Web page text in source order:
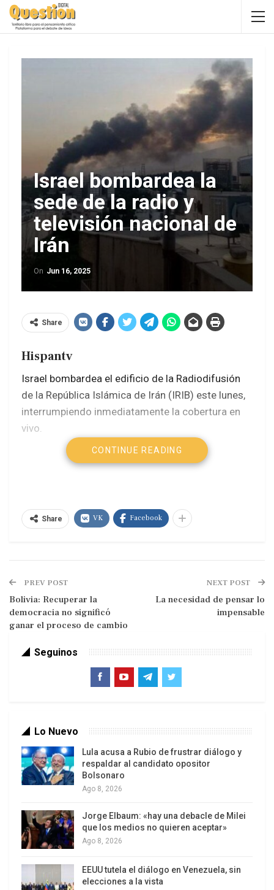
Israel bombardea la
sede de la radio y
televisión nacional de
Irán
On Jun 16, 2025
Share
Hispantv
Israel bombardea el edificio de la Radiodifusión
de la República Islámica de Irán (IRIB) este lunes,
interrumpiendo inmediatamente la cobertura en
vivo.
La explosión ocurrió mientras la presentadora de
israelí, antes de ser vista abandonando la
causaron mártires y heridos, mientras que la
televisión denunció la acción como un intento de
silenciar la voz del pueblo iraní y la libertad de
expresión.
Hasta el momento se desconoce el número de las
víctimas del ataque.
alcanzados por ataques aéreos israelíes, mientras
que las imágenes muestran un incendio en el
complejo de la IRIB.
Según uno de los corresponsales de la televisión,
al menos cuatro bombas han alcanzado el
complejo de la Radiodifusión.
CONTINUE READING
Share VK Facebook
PREV POST
Bolivia: Recuperar la
democracia no significó
ganar el proceso de cambio
NEXT POST
La necesidad de pensar lo
impensable
Seguinos
Lo Nuevo
Lula acusa a Rubio de frustrar diálogo y
respaldar al candidato opositor
Bolsonaro
Ago 8, 2026
Jorge Elbaum: «hay una debacle de Milei
que los medios no quieren aceptar»
Ago 8, 2026
EEUU tutela el diálogo en Venezuela, sin
elecciones a la vista